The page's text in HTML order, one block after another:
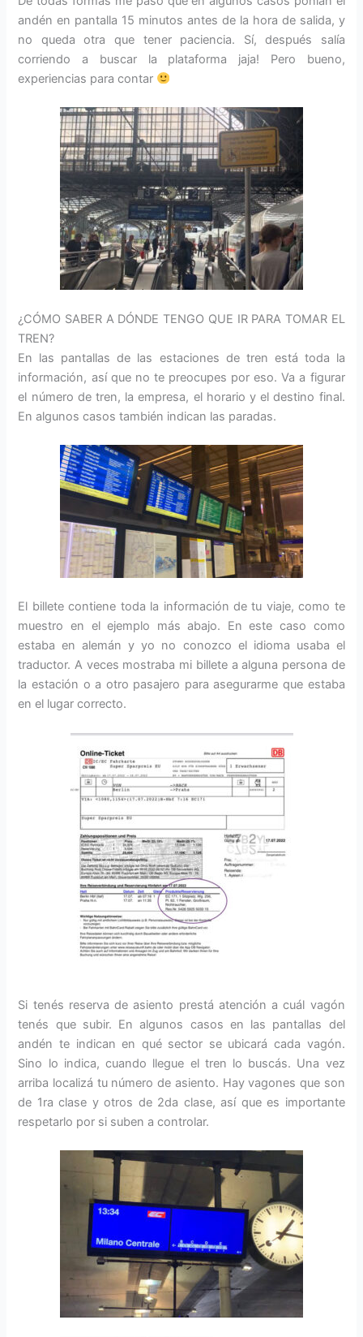
andén en pantalla 15 minutos antes de la hora de salida, y
no queda otra que tener paciencia. Sí, después salía
corriendo a buscar la plataforma jaja! Pero bueno,
experiencias para contar
¿CÓMO SABER A DÓNDE TENGO QUE IR PARA TOMAR EL
TREN?
En las pantallas de las estaciones de tren está toda la
información, así que no te preocupes por eso. Va a figurar
el número de tren, la empresa, el horario y el destino final.
En algunos casos también indican las paradas.
El billete contiene toda la información de tu viaje, como te
muestro en el ejemplo más abajo. En este caso como
estaba en alemán y yo no conozco el idioma usaba el
traductor. A veces mostraba mi billete a alguna persona de
la estación o a otro pasajero para asegurarme que estaba
en el lugar correcto.
Si tenés reserva de asiento prestá atención a cuál vagón
tenés que subir. En algunos casos en las pantallas del
andén te indican en qué sector se ubicará cada vagón.
Sino lo indica, cuando llegue el tren lo buscás. Una vez
arriba localizá tu número de asiento. Hay vagones que son
de 1ra clase y otros de 2da clase, así que es importante
respetarlo por si suben a controlar.